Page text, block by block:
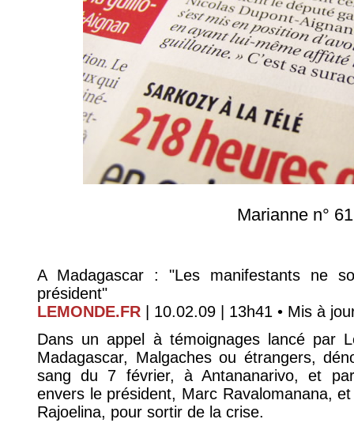
Marianne n°
A Madagascar : "Les manifestants ne
président"
LEMONDE.FR | 10.02.09 | 13h41 • Mis à
Dans un appel à témoignages lancé par
Madagascar, Malgaches ou étrangers,
sang du 7 février, à Antananarivo, et
envers le président, Marc Ravalomanana,
Rajoelina, pour sortir de la crise.